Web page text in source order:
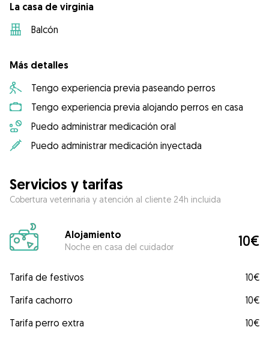
La casa de virginia
Balcón
Más detalles
Tengo experiencia previa paseando perros
Tengo experiencia previa alojando perros en casa
Puedo administrar medicación oral
Puedo administrar medicación inyectada
Servicios y tarifas
Cobertura veterinaria y atención al cliente 24h incluida
Alojamiento
Noche en casa del cuidador 10€
Tarifa de festivos
10€
Tarifa cachorro
10€
Tarifa perro extra
10€